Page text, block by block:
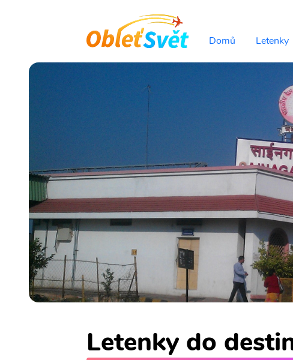
Domů Letenky
Letenky do